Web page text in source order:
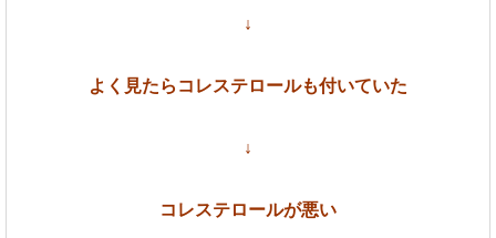
↓
よく見たらコレステロールも付いていた
↓
コレステロールが悪い